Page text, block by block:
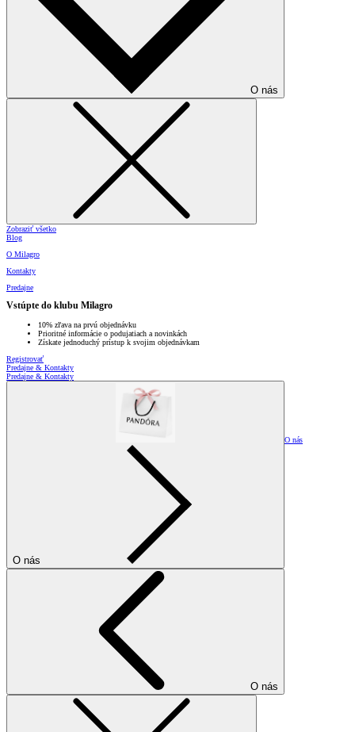
O nás
Zobraziť všetko
Blog
O Milagro
Kontakty
Predajne
Vstúpte do klubu Milagro
10% zľava na prvú objednávku
Prioritné informácie o podujatiach a novinkách
Získate jednoduchý prístup k svojim objednávkam
Registrovať
Predajne & Kontakty
Predajne & Kontakty
O nás
O nás
O nás